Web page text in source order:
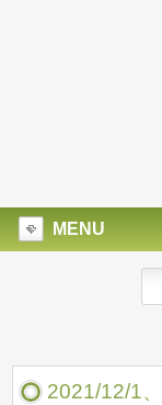
MENU
2021/12/1